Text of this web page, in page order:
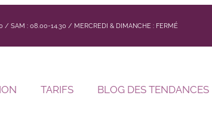
SAM : 08.00-14.30 / MERCREDI & DIMANCHE : FERMÉ
TARIFS BLOG DES TENDANCES